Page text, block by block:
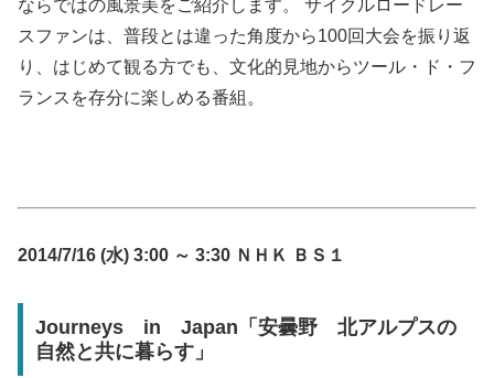
ならではの風景美をご紹介します。 サイクルロードレー
スファンは、普段とは違った角度から100回大会を振り返
り、はじめて観る方でも、文化的見地からツール・ド・フ
ランスを存分に楽しめる番組。
2014/7/16 (水) 3:00 ～ 3:30 ＮＨＫ ＢＳ１
Journeys in Japan「安曇野 北アルプスの
自然と共に暮らす」